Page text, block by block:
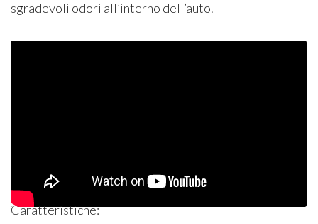
sgradevoli odori all’interno dell’auto.
Caratteristiche: